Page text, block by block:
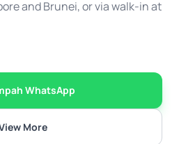
and Brunei, or via walk-in at
WhatsApp
More